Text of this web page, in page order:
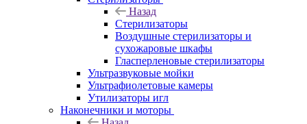
Назад
Стерилизаторы
Воздушные стерилизаторы и
сухожаровые шкафы
Гласперленовые стерилизаторы
Ультразвуковые мойки
Ультрафиолетовые камеры
Утилизаторы игл
Наконечники и моторы